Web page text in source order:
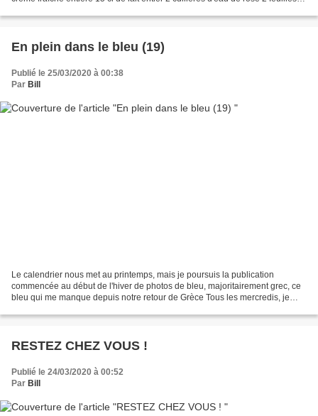
En plein dans le bleu (19)
Publié le 25/03/2020 à 00:38
Par Bill
Le calendrier nous met au printemps, mais je poursuis la publication
commencée au début de l'hiver de photos de bleu, majoritairement grec, ce
bleu qui me manque depuis notre retour de Grèce Tous les mercredis, je
RESTEZ CHEZ VOUS !
Publié le 24/03/2020 à 00:52
Par Bill